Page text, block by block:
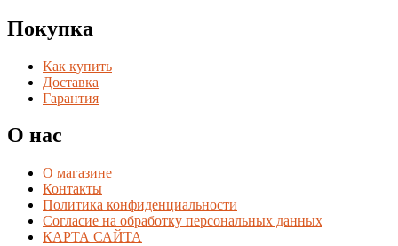
Покупка
Как купить
Доставка
Гарантия
О нас
О магазине
Контакты
Политика конфиденциальности
Согласие на обработку персональных данных
КАРТА САЙТА